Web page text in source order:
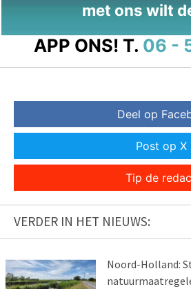
met ons wilt
APP ONS! T. 06 -
Deel op
Post op X
Tip de
VERDER IN HET NIEUWS:
Noord-Holland: